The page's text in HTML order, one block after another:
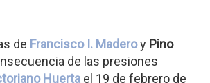
de Francisco I. Maderoy Pino
de las presiones
Huerta el 19 de febrero de